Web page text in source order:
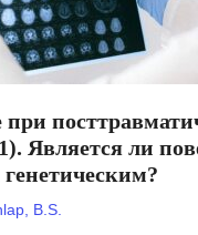
при
Является ли
генетическим?
B.S.